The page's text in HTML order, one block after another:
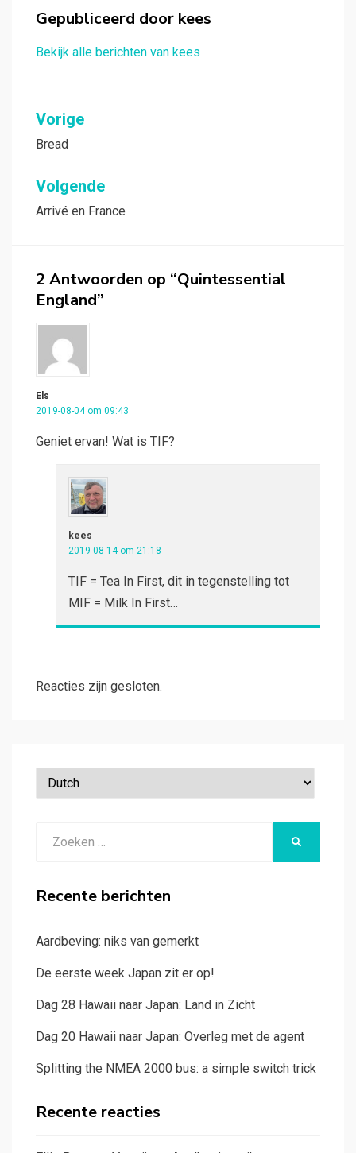
Gepubliceerd door kees
Bekijk alle berichten van kees
Bericht
navigatie
Vorige
Bread
Volgende
Arrivé en France
2 Antwoorden op “Quintessential
England”
Els
2019-08-04 om 09:43
Geniet ervan! Wat is TIF?
kees
2019-08-14 om 21:18
TIF = Tea In First, dit in tegenstelling tot
MIF = Milk In First…
Reacties zijn gesloten.
naar:
Recente berichten
Aardbeving: niks van gemerkt
De eerste week Japan zit er op!
Dag 28 Hawaii naar Japan: Land in Zicht
Dag 20 Hawaii naar Japan: Overleg met de agent
Splitting the NMEA 2000 bus: a simple switch trick
Recente reacties